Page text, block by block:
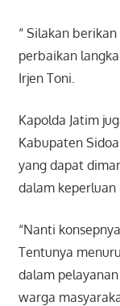
“ Silakan
perbaikan
Irjen Toni.
Kapolda Jatim
Kabupaten
yang dapat
dalam keperluan
“Nanti
Tentunya
dalam
warga